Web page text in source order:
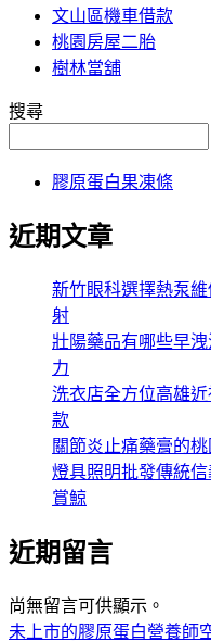
文山區機車借款
桃園房屋二胎
樹林當舖
搜尋
膠原蛋白果凍條
近期文章
新竹眼科選擇熱泵
射
壯陽藥品有哪些早
力
洗衣店全方位高雄
款
關節炎止痛藥膏的
燈具照明批發傳統
賞鯨
近期留言
尚無留言可供顯示。
未上市的膠原蛋白營養師